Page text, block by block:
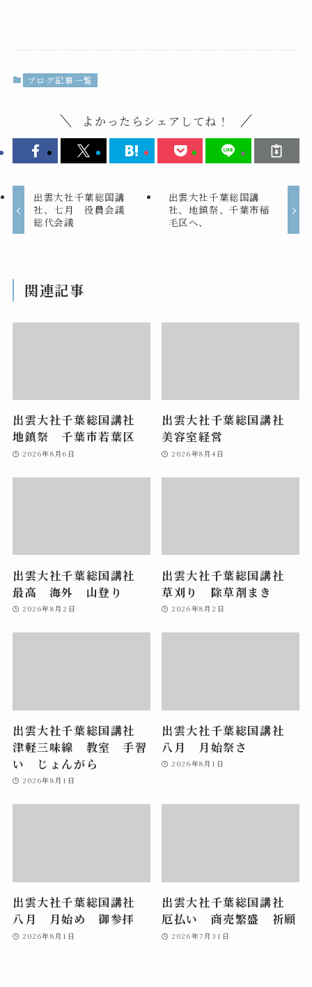
ブログ記事一覧
よかったらシェアしてね！
出雲大社千葉総国講
社、七月 役員会議
総代会議
出雲大社千葉総国講
社、地鎮祭、千葉市稲
毛区へ、
関連記事
出雲大社千葉総国講社
地鎮祭 千葉市若葉区
2026年8月6日
出雲大社千葉総国講社
美容室経営
2026年8月4日
出雲大社千葉総国講社
最高 海外 山登り
2026年8月2日
出雲大社千葉総国講社
草刈り 除草剤まき
2026年8月2日
出雲大社千葉総国講社
津軽三味線 教室 手習
い じょんがら
2026年8月1日
出雲大社千葉総国講社
八月 月始祭さ
2026年8月1日
出雲大社千葉総国講社
八月 月始め 御参拝
2026年8月1日
出雲大社千葉総国講社
厄払い 商売繁盛 祈願
2026年7月31日